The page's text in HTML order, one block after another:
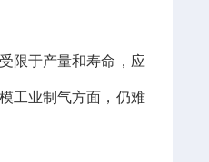
限于产量和寿命，应
工业制气方面，仍难